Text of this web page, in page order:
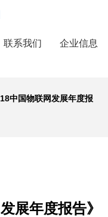
联系我们 企业信息
中国物联网发展年度报
展年度报告》